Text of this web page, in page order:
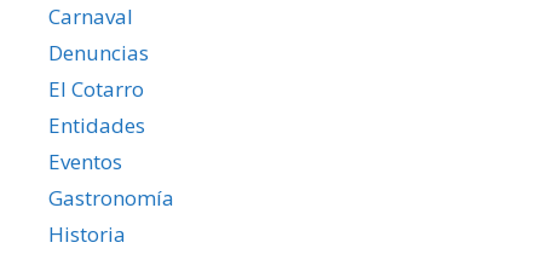
Carnaval
Denuncias
El Cotarro
Entidades
Eventos
Gastronomía
Historia